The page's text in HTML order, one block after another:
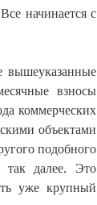
начинается с
вышеуказанные
взносы
коммерческих
объектами
подобного
так далее. Это
уже крупный